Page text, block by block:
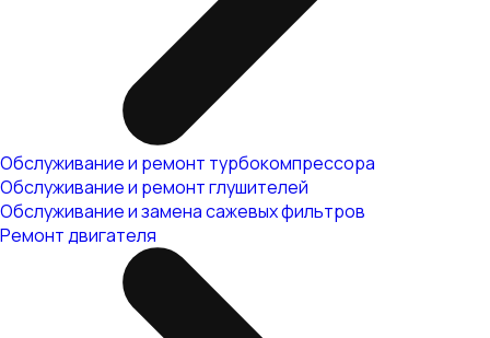
Обслуживание и ремонт турбокомпрессора
Обслуживание и ремонт глушителей
Обслуживание и замена сажевых фильтров
Ремонт двигателя